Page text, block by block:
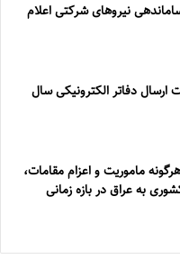
نیروهای شرکتی اعلام
ارسال دفاتر الکترونیکی سال
ماموریت و اعزام مقامات،
به عراق در بازه زمانی